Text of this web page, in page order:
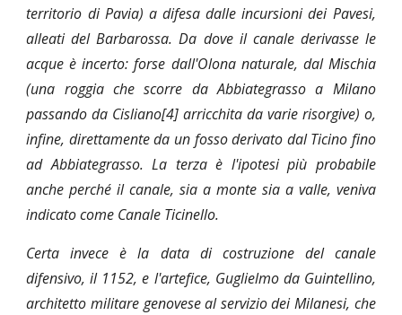
territorio di Pavia) a difesa dalle incursioni dei Pavesi,
alleati del Barbarossa. Da dove il canale derivasse le
acque è incerto: forse dall'Olona naturale, dal Mischia
(una roggia che scorre da Abbiategrasso a Milano
passando da Cisliano[4] arricchita da varie risorgive) o,
infine, direttamente da un fosso derivato dal Ticino fino
ad Abbiategrasso. La terza è l'ipotesi più probabile
anche perché il canale, sia a monte sia a valle, veniva
indicato come Canale Ticinello.
Certa invece è la data di costruzione del canale
difensivo, il 1152, e l'artefice, Guglielmo da Guintellino,
architetto militare genovese al servizio dei Milanesi, che